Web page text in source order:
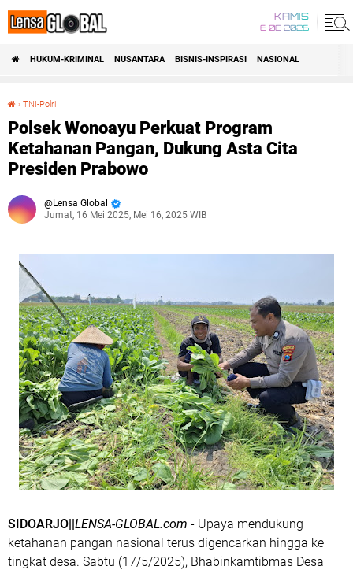
KAMIS
6 08 2026
HUKUM-KRIMINAL NUSANTARA BISNIS-INSPIRASI NASIONAL
› TNI-Polri
Polsek Wonoayu Perkuat Program
Ketahanan Pangan, Dukung Asta Cita
Presiden Prabowo
Lensa Global
Jumat, 16 Mei 2025, Mei 16, 2025 WIB
SIDOARJO||LENSA-GLOBAL.com - Upaya mendukung
ketahanan pangan nasional terus digencarkan hingga ke
tingkat desa. Sabtu (17/5/2025), Bhabinkamtibmas Desa